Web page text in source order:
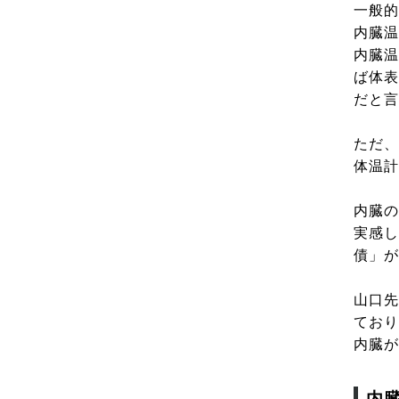
一般
内臓
内臓
ば体
だと
ただ
体温
内臓
実感
債」
山口
てお
内臓